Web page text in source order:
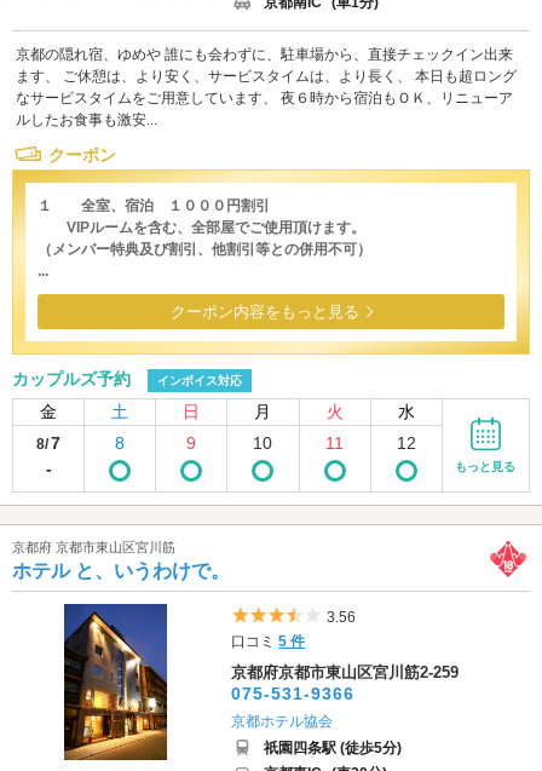
京都の隠れ宿、ゆめや 誰にも会わずに、駐車場から、直接チェックイン出来
ます、 ご休憩は、より安く、サービスタイムは、より長く、 本日も超ロング
なサービスタイムをご用意しています、 夜６時から宿泊もＯＫ、リニューア
ルしたお食事も激安...
クーポン
１ 全室、宿泊 １０００円割引
VIPルームを含む、全部屋でご使用頂けます。
（メンバー特典及び割引、他割引等との併用不可）
...
クーポン内容をもっと見る
カップルズ予約 インボイス対応
金 土 日 月 火 水
8/7
-
8 9 10 11 12
もっと見る
京都府 京都市東山区宮川筋
ホテル と、いうわけで。
5つ星のうち3.5
3.56
口コミ5 件
京都府京都市東山区宮川筋2-259
075-531-9366
京都ホテル協会
祇園四条駅 (徒歩5分)